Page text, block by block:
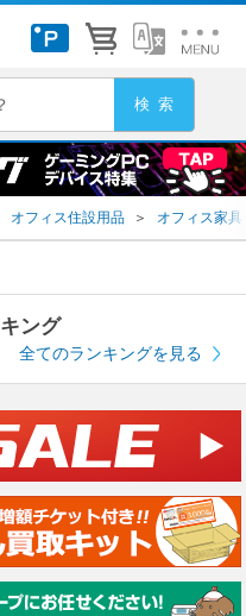
オフィス住設用品 ＞ オフィス家具
ング
全てのランキングを見る